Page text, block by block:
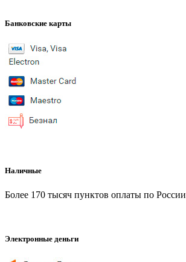
Банковские карты
Наличные
Более 170 тысяч пунктов оплаты по России
Электронные деньги